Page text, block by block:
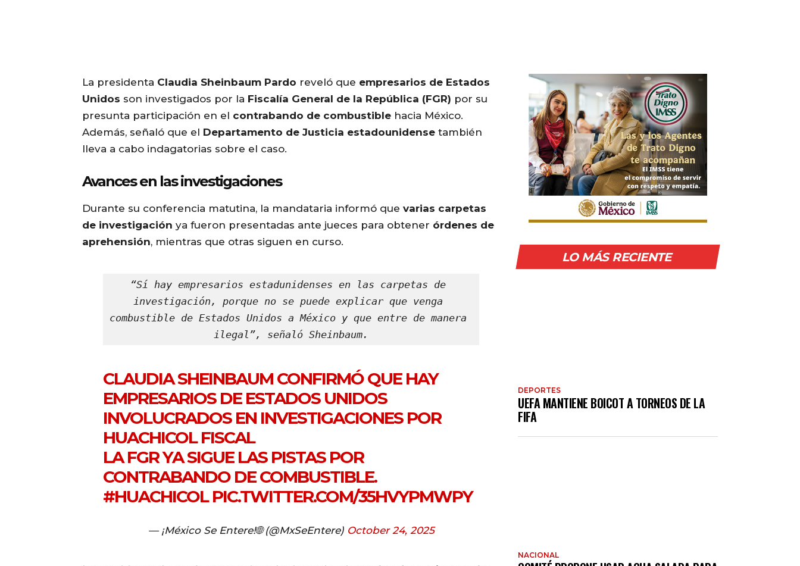
La presidenta Claudia Sheinbaum Pardo reveló que empresarios de Estados
Unidos son investigados por la Fiscalía General de la República (FGR) por su
presunta participación en el contrabando de combustible hacia México.
Además, señaló que el Departamento de Justicia estadounidense también
lleva a cabo indagatorias sobre el caso.
Avances en las investigaciones
Durante su conferencia matutina, la mandataria informó que varias carpetas
de investigación ya fueron presentadas ante jueces para obtener órdenes de
aprehensión, mientras que otras siguen en curso.
“Sí hay empresarios estadunidenses en las carpetas de
investigación, porque no se puede explicar que venga
combustible de Estados Unidos a México y que entre de manera
ilegal”, señaló Sheinbaum.
CLAUDIA SHEINBAUM CONFIRMÓ QUE HAY
EMPRESARIOS DE ESTADOS UNIDOS
INVOLUCRADOS EN INVESTIGACIONES POR
HUACHICOL FISCAL
LA FGR YA SIGUE LAS PISTAS POR
CONTRABANDO DE COMBUSTIBLE.
#HUACHICOL PIC.TWITTER.COM/35HVYPMWPY
— ¡México Se Entere!🌐 (@MxSeEntere) October 24, 2025
LO MÁS RECIENTE
DEPORTES
UEFA MANTIENE BOICOT A TORNEOS DE LA
FIFA
NACIONAL